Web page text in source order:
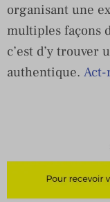
organisant une
multiples façons
c’est d’y trouver
authentique.